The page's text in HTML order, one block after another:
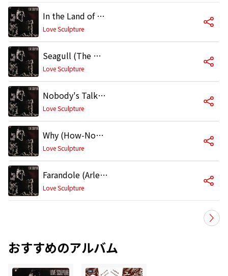
In the Land of the Few (1999 Remaster)
Love Sculpture
Seagull (The West Coast Oil Tragedy of '68) [1999 Remaster]
Love Sculpture
Nobody's Talking (1999 Remaster)
Love Sculpture
Why (How-Now) [1999 Remaster]
Love Sculpture
Farandole (Arlesienne Suite No 2, Movement 4) [1999 Remaster]
Love Sculpture
おすすめのアルバム